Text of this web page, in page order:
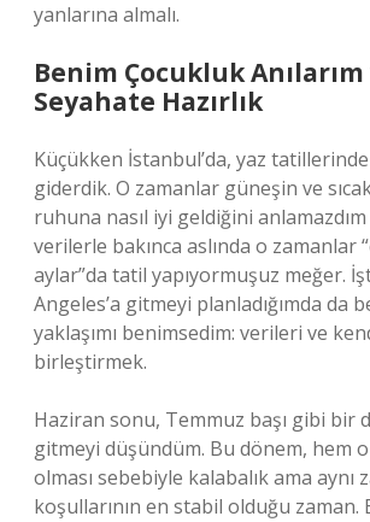
yanlarına almalı.
Benim Çocukluk Anılarım
Seyahate Hazırlık
Küçükken İstanbul’da, yaz
giderdik. O zamanlar güneşin ve
ruhuna nasıl iyi geldiğini
verilerle bakınca aslında o zamanlar
aylar”da tatil yapıyormuşuz meğer.
Angeles’a gitmeyi planladığımda da
yaklaşımı benimsedim: verileri ve
birleştirmek.
Haziran sonu, Temmuz başı gibi bir
gitmeyi düşündüm. Bu dönem, hem
olması sebebiyle kalabalık ama aynı
koşullarının en stabil olduğu zaman.